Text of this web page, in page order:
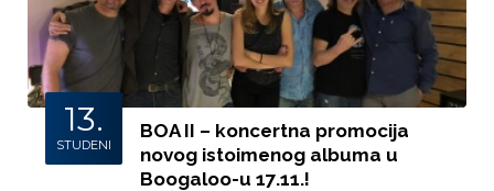
13.
STUDENI
BOA II – koncertna promocija
novog istoimenog albuma u
Boogaloo-u 17.11.!